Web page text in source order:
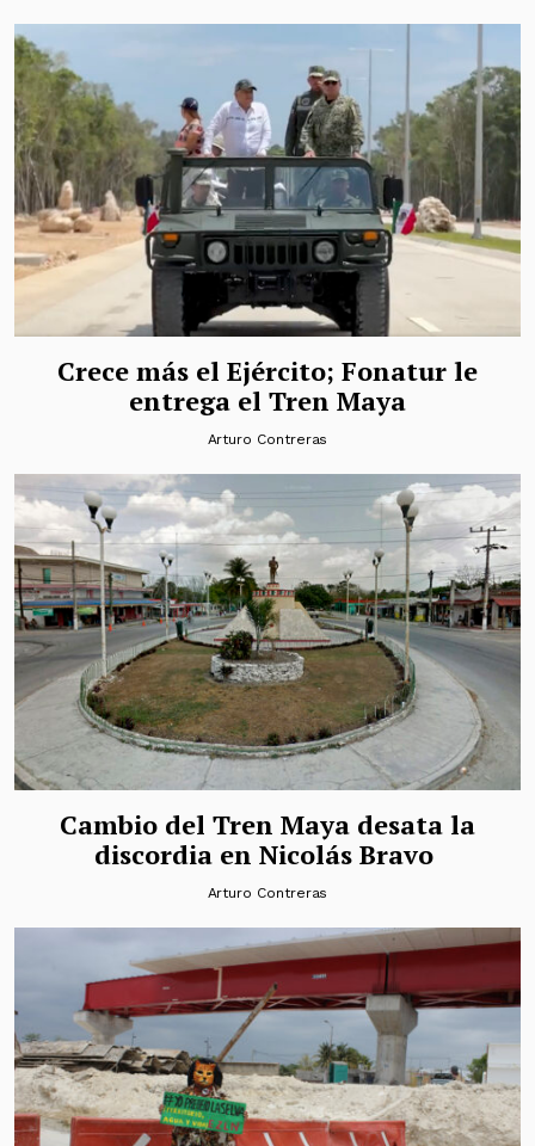
Crece más el Ejército; Fonatur le
entrega el Tren Maya
Arturo Contreras
Cambio del Tren Maya desata la
discordia en Nicolás Bravo
Arturo Contreras